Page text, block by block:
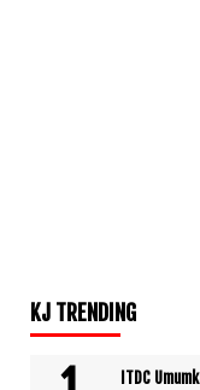
KJ TRENDING
ITDC